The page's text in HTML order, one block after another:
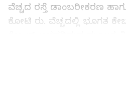
ವೆಚ್ಚದ ರಸ್ತೆ ಡಾಂಬರೀಕರಣ
ಕೋಟಿ ರು. ವೆಚ್ಚದಲ್ಲಿ ಭೂಗತ